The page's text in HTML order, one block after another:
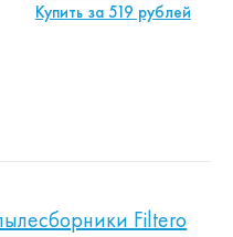
Купить за 519 рублей
Filtero